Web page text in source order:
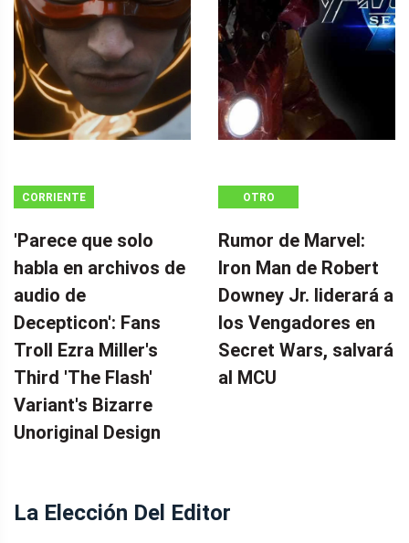
CORRIENTE
'Parece que solo
habla en archivos de
audio de
Decepticon': Fans
Troll Ezra Miller's
Third 'The Flash'
Variant's Bizarre
Unoriginal Design
OTRO
Rumor de Marvel:
Iron Man de Robert
Downey Jr. liderará a
los Vengadores en
Secret Wars, salvará
al MCU
La Elección Del Editor